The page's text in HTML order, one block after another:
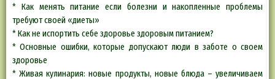
* Как менять питание если болезни и накопленные проблемы
требуют своей «диеты»
* Как не испортить себе здоровье здоровым питанием?
* Основные ошибки, которые допускают люди в заботе о своем
здоровье
* Живая кулинария: новые продукты, новые блюда – увеличиваем